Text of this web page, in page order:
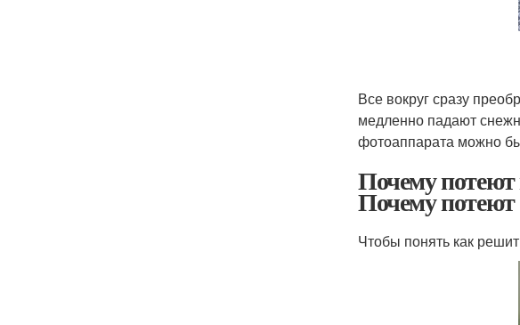
Все вокруг сразу
медленно падают
фотоаппарата можно
Почему потеют
Почему
Чтобы понять как